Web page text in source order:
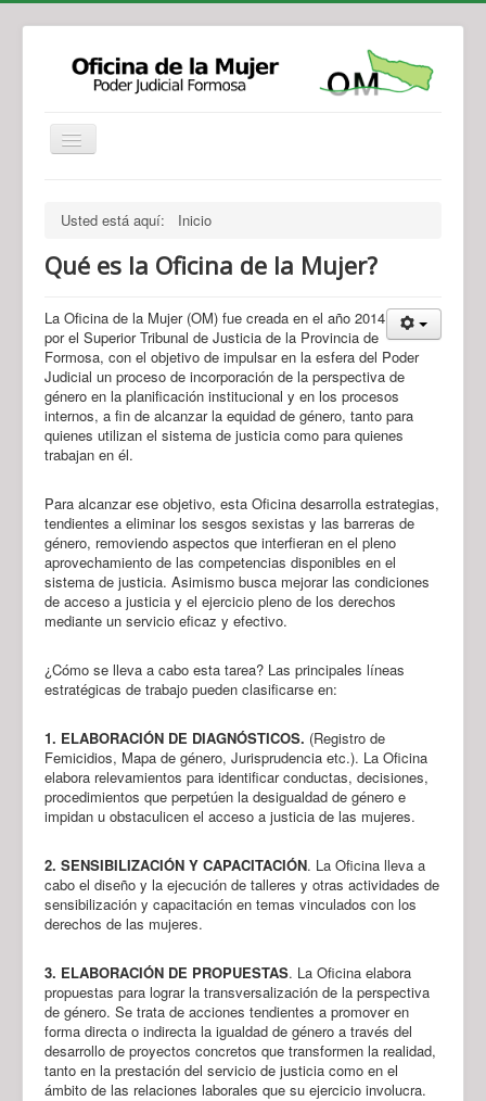
Legislación
Novedades
Recursos y Servicios de Atención
Contacto
Usted está aquí: Inicio
Qué es la Oficina de la Mujer?
La Oficina de la Mujer (OM) fue creada en el año 2014
por el Superior Tribunal de Justicia de la Provincia de
Formosa, con el objetivo de impulsar en la esfera del Poder
Judicial un proceso de incorporación de la perspectiva de
género en la planificación institucional y en los procesos
internos, a fin de alcanzar la equidad de género, tanto para
quienes utilizan el sistema de justicia como para quienes
trabajan en él.
Para alcanzar ese objetivo, esta Oficina desarrolla estrategias,
tendientes a eliminar los sesgos sexistas y las barreras de
género, removiendo aspectos que interfieran en el pleno
aprovechamiento de las competencias disponibles en el
sistema de justicia. Asimismo busca mejorar las condiciones
de acceso a justicia y el ejercicio pleno de los derechos
mediante un servicio eficaz y efectivo.
¿Cómo se lleva a cabo esta tarea? Las principales líneas
estratégicas de trabajo pueden clasificarse en:
1. ELABORACIÓN DE DIAGNÓSTICOS. (Registro de
Femicidios, Mapa de género, Jurisprudencia etc.). La Oficina
elabora relevamientos para identificar conductas, decisiones,
procedimientos que perpetúen la desigualdad de género e
impidan u obstaculicen el acceso a justicia de las mujeres.
2. SENSIBILIZACIÓN Y CAPACITACIÓN. La Oficina lleva a
cabo el diseño y la ejecución de talleres y otras actividades de
sensibilización y capacitación en temas vinculados con los
derechos de las mujeres.
3. ELABORACIÓN DE PROPUESTAS. La Oficina elabora
propuestas para lograr la transversalización de la perspectiva
de género. Se trata de acciones tendientes a promover en
forma directa o indirecta la igualdad de género a través del
desarrollo de proyectos concretos que transformen la realidad,
tanto en la prestación del servicio de justicia como en el
ámbito de las relaciones laborales que su ejercicio involucra.